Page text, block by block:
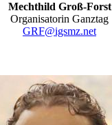
Mechthild Groß-Forst
Organisatorin Ganztag
GRF@igsmz.net